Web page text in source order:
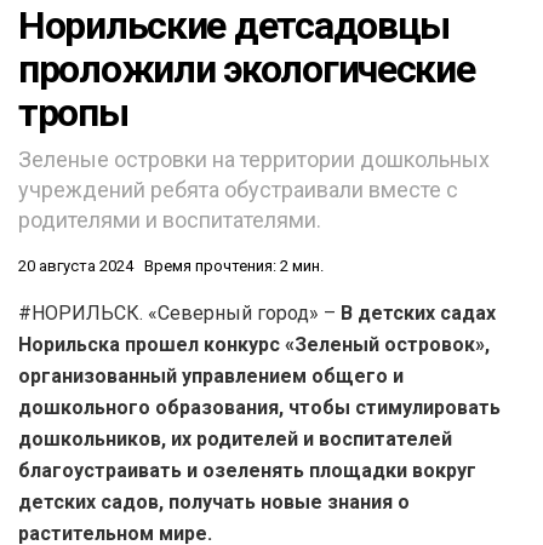
Норильские детсадовцы
проложили экологические
тропы
Зеленые островки на территории дошкольных
учреждений ребята обустраивали вместе с
родителями и воспитателями.
20 августа 2024 Время прочтения: 2 мин.
#НОРИЛЬСК. «Северный город» – В детских садах
Норильска прошел конкурс «Зеленый островок»,
организованный управлением общего и
дошкольного образования, чтобы стимулировать
дошкольников, их родителей и воспитателей
благоустраивать и озеленять площадки вокруг
детских садов, получать новые знания о
растительном мире.